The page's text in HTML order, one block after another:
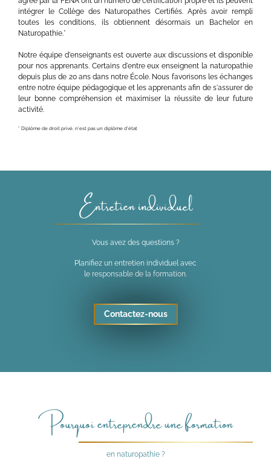
intégrer le Collège des Naturopathes Certifiés. Après avoir rempli
toutes les conditions, ils obtiennent désormais un Bachelor en
Naturopathie.*
Notre équipe d'enseignants est ouverte aux discussions et disponible
pour nos apprenants. Certains d'entre eux enseignent la naturopathie
depuis plus de 20 ans dans notre École. Nous favorisons les échanges
entre notre équipe pédagogique et les apprenants afin de s'assurer de
leur bonne compréhension et maximiser la réussite de leur future
activité.
* Diplôme de droit privé, n'est pas un diplôme d'état
Entretien individuel
Vous avez des questions ?
Planifiez un entretien individuel avec
le responsable de la formation.
Contactez-nous
Pourquoi entreprendre une formation
en naturopathie ?